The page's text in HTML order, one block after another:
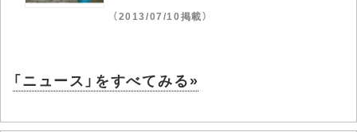
（2013/07/10掲載）
「ニュース」をすべてみる»